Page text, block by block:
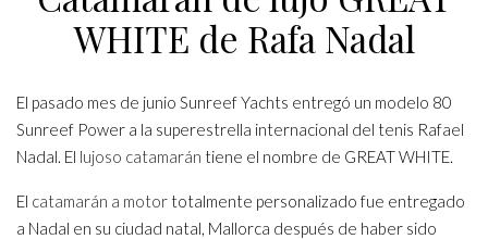
WHITE de Rafa Nadal
El pasado mes de junio Sunreef Yachts entregó un modelo 80
Sunreef Power a la superestrella internacional del tenis Rafael
Nadal. El lujoso catamarán tiene el nombre de GREAT WHITE.
El catamarán a motor totalmente personalizado fue entregado
a Nadal en su ciudad natal, Mallorca después de haber sido